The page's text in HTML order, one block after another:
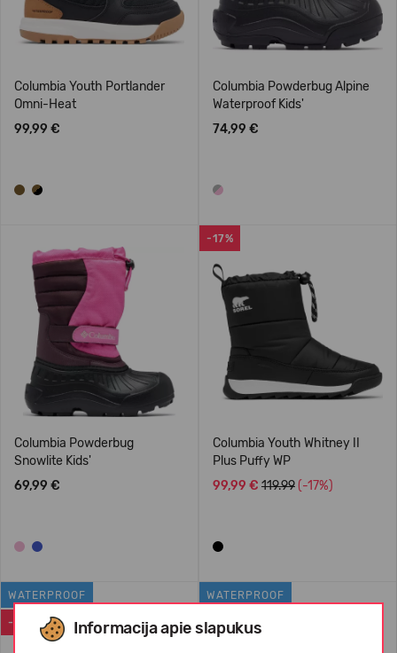
Informacija apie slapukus
Columbia Youth Portlander
Omni-Heat
99,99 €
Columbia Powderbug Alpine
Waterproof Kids'
74,99 €
Columbia Powderbug
Snowlite Kids'
69,99 €
-17%
Columbia Youth Whitney II
Plus Puffy WP
99,99 € 119.99 (-17%)
-38%
WATERPROOF WATERPROOF